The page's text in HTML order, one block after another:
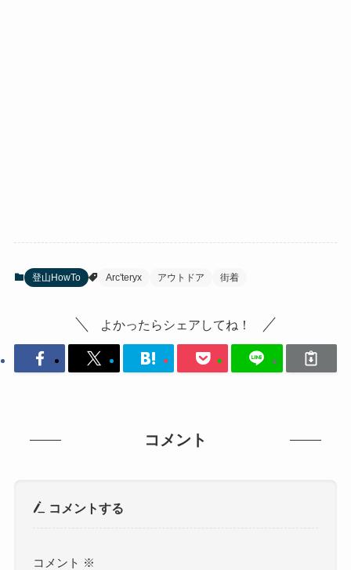
登山HowTo Arc'teryx アウトドア 街着
よかったらシェアしてね！
コメント
コメントする
コメント ※